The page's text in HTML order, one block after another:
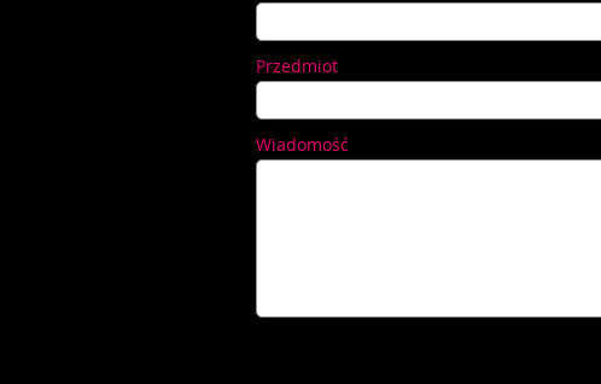
Przedmiot
Wiadomość